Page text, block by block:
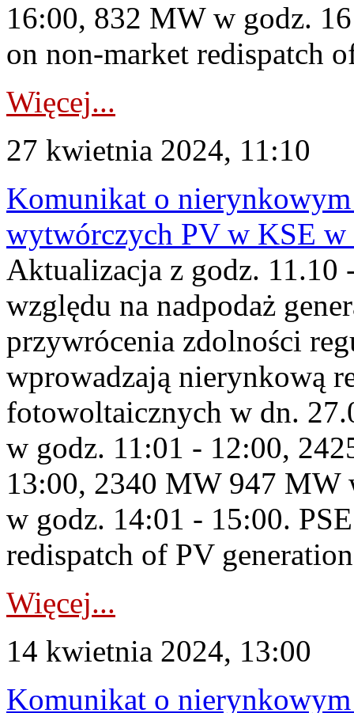
16:00, 832 MW w godz.
on non-market redispatch
Więcej...
27 kwietnia 2024, 11:10
Komunikat o
wytwórczych PV w KSE
Aktualizacja z godz.
względu na nadpodaż
przywrócenia zdolności
wprowadzają nierynkową
fotowoltaicznych w dn.
w godz. 11:01 - 12:00,
13:00, 2340 MW 947 MW
w godz. 14:01 - 15:00.
redispatch of PV
Więcej...
14 kwietnia 2024, 13:00
Komunikat o